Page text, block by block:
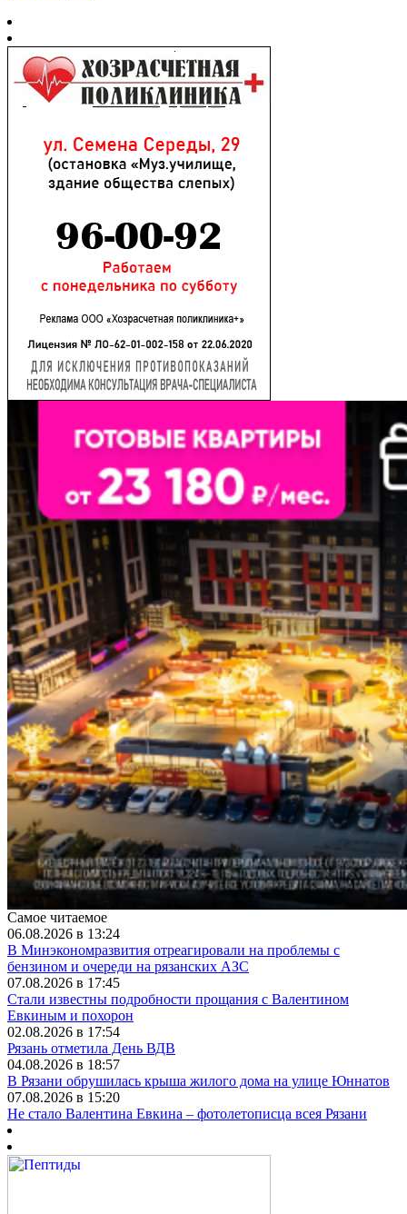
Самое читаемое
06.08.2026 в 13:24
В Минэкономразвития отреагировали на проблемы с
бензином и очереди на рязанских АЗС
07.08.2026 в 17:45
Стали известны подробности прощания с Валентином
Евкиным и похорон
02.08.2026 в 17:54
Рязань отметила День ВДВ
04.08.2026 в 18:57
В Рязани обрушилась крыша жилого дома на улице Юннатов
07.08.2026 в 15:20
Не стало Валентина Евкина – фотолетописца всея Рязани